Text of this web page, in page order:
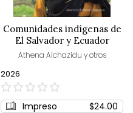
Comunidades indígenas de
El Salvador y Ecuador
Athena Alchazidu y otros
2026
0%
Impreso
$24.00